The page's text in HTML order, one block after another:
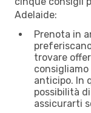
Adelaide:
Prenota in
trovare
anticipo. In
possibilità
assicurarti